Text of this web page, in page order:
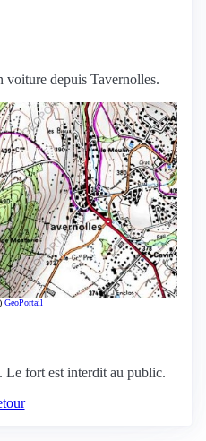
voiture depuis Tavernolles.
GeoPortail
Le fort est interdit au public.